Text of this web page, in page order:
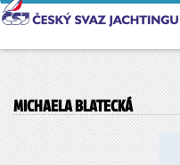
MICHAELA BLATECKÁ